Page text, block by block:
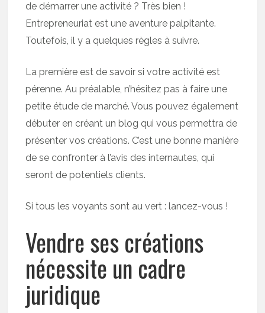
de démarrer une activité ? Très bien !
Entrepreneuriat est une aventure palpitante.
Toutefois, il y a quelques règles à suivre.
La première est de savoir si votre activité est
pérenne. Au préalable, n’hésitez pas à faire une
petite étude de marché. Vous pouvez également
débuter en créant un blog qui vous permettra de
présenter vos créations. C’est une bonne manière
de se confronter à l’avis des internautes, qui
seront de potentiels clients.
Si tous les voyants sont au vert : lancez-vous !
Vendre ses créations
nécessite un cadre
juridique